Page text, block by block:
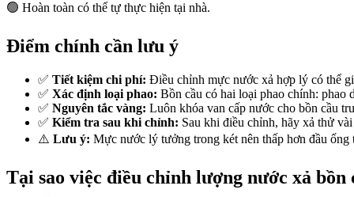
🟢 Hoàn toàn có thể tự thực hiện tại nhà.
Điểm chính cần lưu ý
✅ Tiết kiệm chi phí: Điều chỉnh mực nước xả hợp lý có thể
✅ Xác định loại phao: Bồn cầu có hai loại phao chính: phao
✅ Nguyên tắc vàng: Luôn khóa van cấp nước cho bồn cầu
✅ Kiểm tra sau khi chỉnh: Sau khi điều chỉnh, hãy xả thử
⚠️ Lưu ý: Mực nước lý tưởng trong két nên thấp hơn đầu
Tại sao việc điều chỉnh lượng nước xả